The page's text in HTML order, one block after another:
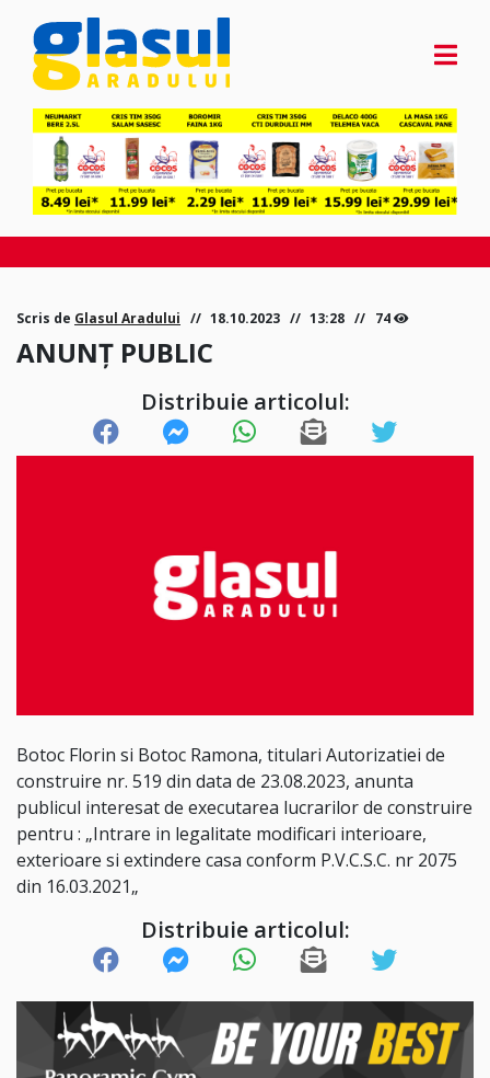
Scris de Glasul Aradului 18.10.2023 13:28 74
ANUNȚ PUBLIC
Distribuie articolul:
Botoc Florin si Botoc Ramona, titulari Autorizatiei de
construire nr. 519 din data de 23.08.2023, anunta
publicul interesat de executarea lucrarilor de construire
pentru : „Intrare in legalitate modificari interioare,
exterioare si extindere casa conform P.V.C.S.C. nr 2075
din 16.03.2021„
Distribuie articolul: